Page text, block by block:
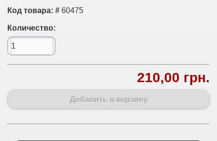
Код товара: # 60475
Количество:
210,00 грн.
Добавить в корзину